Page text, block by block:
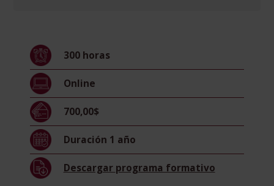
por
Universidad
de
cantidad
300 horas
Online
700,00$
Duración 1 año
Descargar programa formativo